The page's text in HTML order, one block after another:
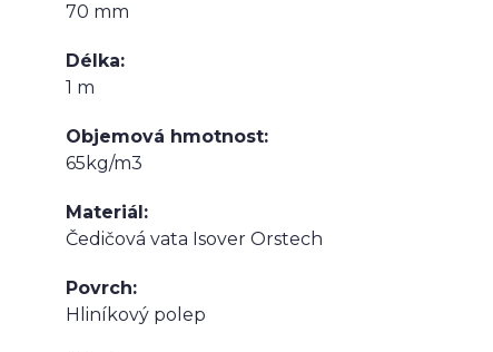
70 mm
Délka
1 m
Objemová hmotnost
65kg/m3
Materiál
Čedičová vata Isover Orstech
Povrch
Hliníkový polep